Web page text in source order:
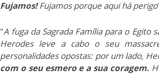
Fujamos!Fujamos porque aqui há perigo
"A fuga da Sagrada Família para o Egito
Herodes leve a cabo o seu
personalidades opostas: por um lado,
com o seu esmero e a sua coragem.